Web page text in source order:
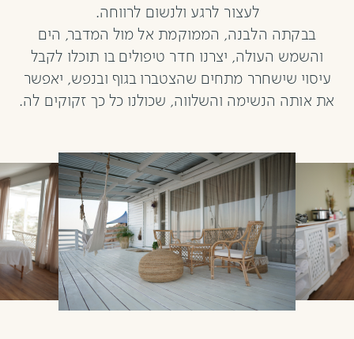
לעצור לרגע ולנשום לרווחה.
בבקתה הלבנה, הממוקמת אל מול המדבר, הים
והשמש העולה, יצרנו חדר טיפולים בו תוכלו לקבל
עיסוי שישחרר מתחים שהצטברו בגוף ובנפש, יאפשר
את אותה הנשימה והשלווה, שכולנו כל כך זקוקים לה.